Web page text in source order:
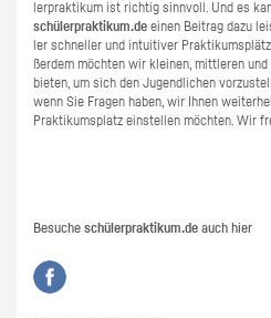
ler­prak­ti­kum ist rich­tig sinn­voll. Und es
schü­ler­prak­ti­kum.de einen Bei­trag dazu
ler schnel­ler und in­tui­ti­ver
ßer­dem möch­ten wir klei­nen, mitt­le­ren
bie­ten, um sich den Ju­gend­li­chen
wenn Sie Fra­gen haben, wir Ihnen
Prak­ti­kums­platz ein­stel­len möch­ten. Wir
Besuche schülerpraktikum.de auch hier